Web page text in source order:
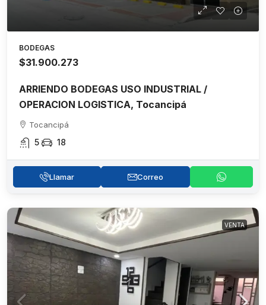
BODEGAS
$31.900.273
ARRIENDO BODEGAS USO INDUSTRIAL /
OPERACION LOGISTICA, Tocancipá
Tocancipá
5 18
Llamar Correo
VENTA